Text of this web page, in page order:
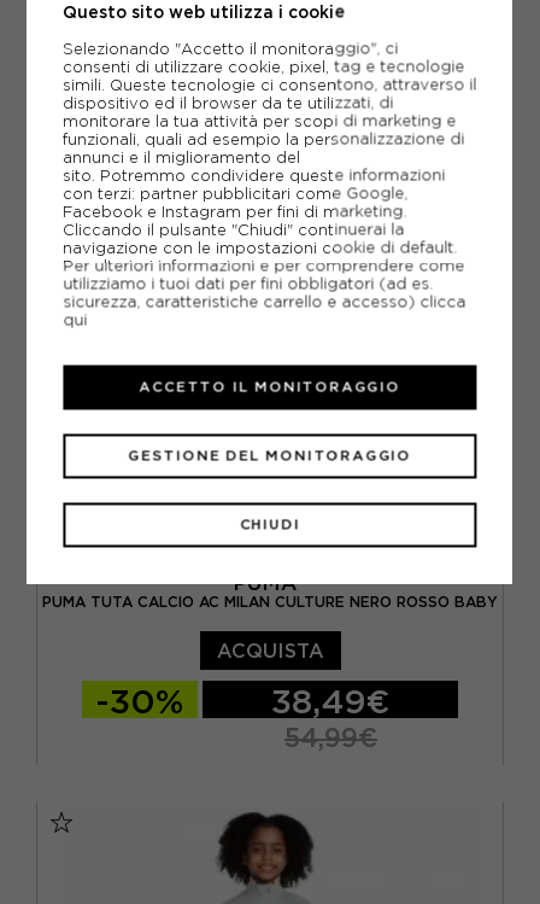
11-12 ANNI 13-14 ANNI 15-16 A
7-8 ANNI 9-10 ANNI
-30% 70,00€
100,00€
PUMA
PUMA TUTA CALCIO AC MILAN CULTURE NERO ROSSO BABY
ACQUISTA
-30% 38,49€
54,99€
Questo sito web utilizza i cookie
Selezionando "Accetto il monitoraggio", ci
consenti di utilizzare cookie, pixel, tag e tecnologie
simili. Queste tecnologie ci consentono, attraverso il
dispositivo ed il browser da te utilizzati, di
monitorare la tua attività per scopi di marketing e
funzionali, quali ad esempio la personalizzazione di
annunci e il miglioramento del
sito. Potremmo condividere queste informazioni
con terzi: partner pubblicitari come Google,
Facebook e Instagram per fini di marketing.
Cliccando il pulsante "Chiudi" continuerai la
navigazione con le impostazioni cookie di default.
Per ulteriori informazioni e per comprendere come
utilizziamo i tuoi dati per fini obbligatori (ad es.
sicurezza, caratteristiche carrello e accesso) clicca
qui
CHIUDI
GESTIONE DEL MONITORAGGIO
ACCETTO IL MONITORAGGIO